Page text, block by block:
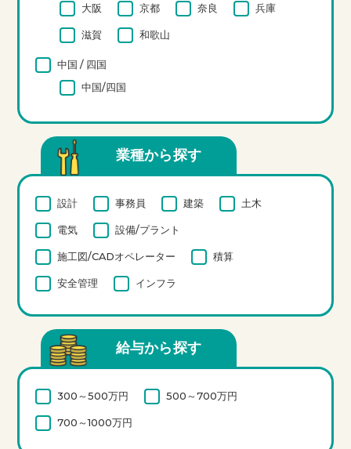
大阪
京都 奈良 兵庫
滋賀 和歌山
中国 / 四国
中国/四国
業種から探す
設計 事務員 建築 土木
電気 設備/プラント
施工図/CADオペレーター 積算
安全管理 インフラ
給与から探す
300～500万円 500～700万円
700～1000万円